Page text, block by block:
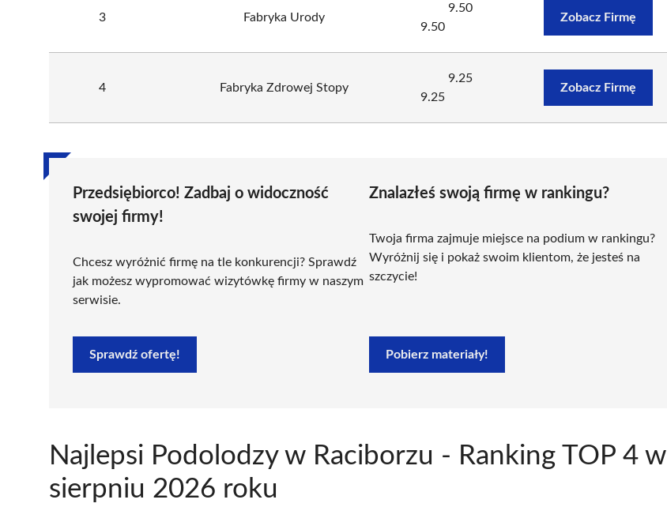
3 Fabryka Urody
9.50
9.50
Zobacz Firmę
4 Fabryka Zdrowej Stopy
9.25
9.25
Zobacz Firmę
Przedsiębiorco! Zadbaj o widoczność
swojej firmy!
Chcesz wyróżnić firmę na tle konkurencji? Sprawdź
jak możesz wypromować wizytówkę firmy w naszym
serwisie.
Sprawdź ofertę!
Znalazłeś swoją firmę w rankingu?
Twoja firma zajmuje miejsce na podium w rankingu?
Wyróżnij się i pokaż swoim klientom, że jesteś na
szczycie!
Pobierz materiały!
Najlepsi Podolodzy w Raciborzu - Ranking TOP 4 w
sierpniu 2026 roku